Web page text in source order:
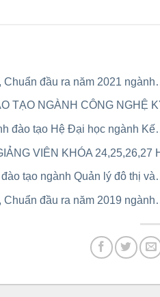
đầu ra năm 2021
TẠO NGÀNH CÔNG NGHỆ
đào tạo Hệ Đại học ngành
VIÊN KHÓA 24,25,26,27
tạo ngành Quản lý đô thị
đầu ra năm 2019